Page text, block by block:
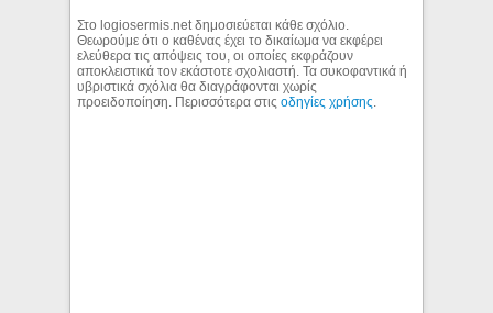
Στο logiosermis.net δημοσιεύεται κάθε σχόλιο.
Θεωρούμε ότι ο καθένας έχει το δικαίωμα να εκφέρει
ελεύθερα τις απόψεις του, οι οποίες εκφράζουν
αποκλειστικά τον εκάστοτε σχολιαστή. Τα συκοφαντικά ή
υβριστικά σχόλια θα διαγράφονται χωρίς
προειδοποίηση. Περισσότερα στιςοδηγίες χρήσης